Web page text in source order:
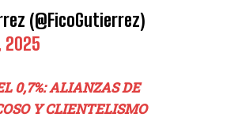
(@FicoGutierrez)
2025
0,7%: ALIANZAS DE
Y CLIENTELISMO